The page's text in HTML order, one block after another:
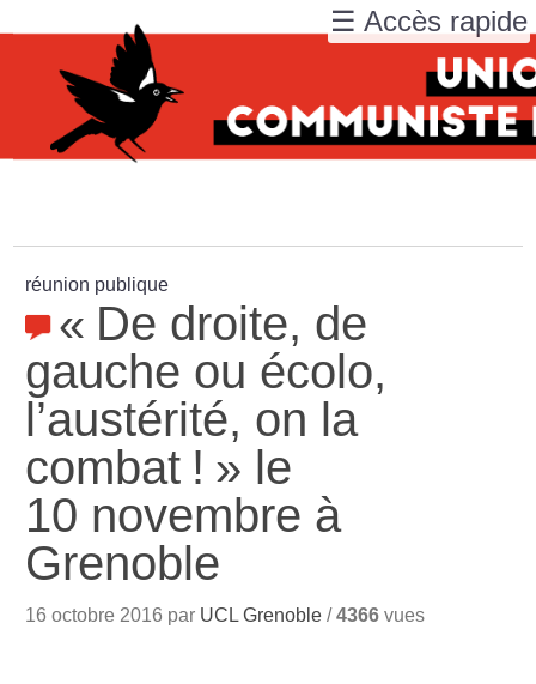
réunion publique
« De droite, de
gauche ou écolo,
l’austérité, on la
combat ! » le
10 novembre à
Grenoble
16 octobre 2016 par UCL Grenoble /4366 vues
☰ Accès rapide